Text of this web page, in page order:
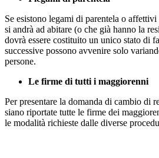
Se esistono legami di parentela o
si andrà ad abitare (o che già hanno la
dovrà essere costituito un unico stato di
successive possono avvenire solo
persone.
Le firme di tutti i maggiorenni
Per presentare la domanda di cambio di
siano riportate tutte le firme dei
le modalità richieste dalle diverse